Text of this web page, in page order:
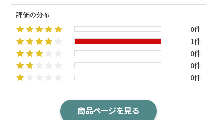
評価の分布
0件
1件
0件
0件
0件
商品ページを見る